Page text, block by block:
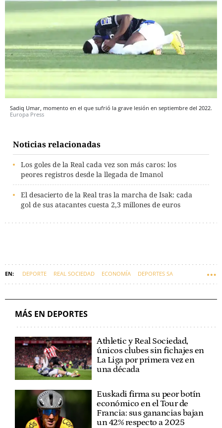
Sadiq Umar, momento en el que sufrió la grave lesión en septiembre del 2022.
Europa Press
Noticias relacionadas
Los goles de la Real cada vez son más caros: los
peores registros desde la llegada de Imanol
El desacierto de la Real tras la marcha de Isak: cada
gol de sus atacantes cuesta 2,3 millones de euros
DEPORTE REAL SOCIEDAD ECONOMÍA DEPORTES SA
MÁS EN DEPORTES
Athletic y Real Sociedad,
únicos clubes sin fichajes en
La Liga por primera vez en
una década
Euskadi firma su peor botín
económico en el Tour de
Francia: sus ganancias bajan
un 42% respecto a 2025